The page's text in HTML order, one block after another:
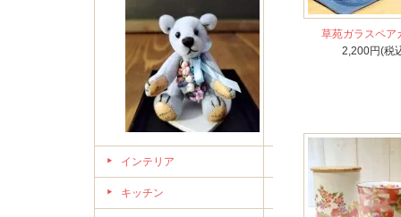
インテリア
キッチン
草苑ガラスペア
2,200円(税